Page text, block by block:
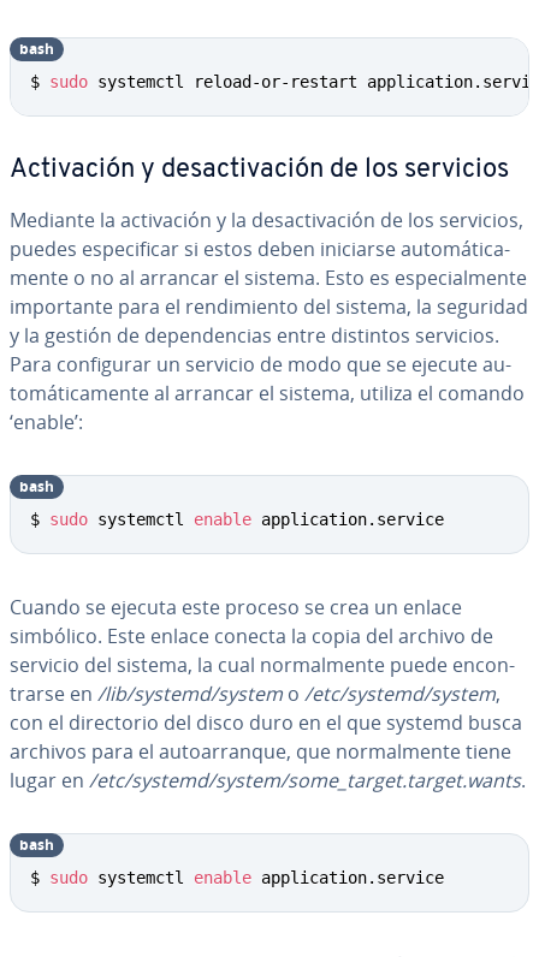
$ sudo systemctl reload-or-restart
bash
Ac­ti­va­ción y des­ac­ti­va­ción de los servicios
Mediante la ac­ti­va­ción y la des­ac­ti­va­ción de los servicios,
puedes es­pe­ci­fi­car si estos deben iniciarse au­to­má­ti­ca­
me­n­te o no al arrancar el sistema. Esto es es­pe­cia­l­me­n­te
im­po­r­ta­n­te para el re­n­di­mie­n­to del sistema, la seguridad
y la gestión de de­pe­n­de­n­cias entre distintos servicios.
Para co­n­fi­gu­rar un servicio de modo que se ejecute au­
to­má­ti­ca­me­n­te al arrancar el sistema, utiliza el comando
‘enable’:
$ sudo systemctl enable application.service
bash
Cuando se ejecuta este proceso se crea un enlace
simbólico. Este enlace conecta la copia del archivo de
servicio del sistema, la cual no­r­ma­l­me­n­te puede en­co­n­
trar­se en /lib/systemd/system o /etc/systemd/system,
con el di­re­c­to­rio del disco duro en el que systemd busca
archivos para el au­to­arra­n­que, que no­r­ma­l­me­n­te tiene
lugar en /etc/systemd/system/some_target.target.wants.
$ sudo systemctl enable application.service
bash